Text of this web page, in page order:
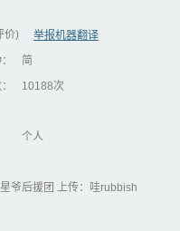
价)
举报机器翻译
简
10188次
个人
爷后援团 上传：哇rubbish